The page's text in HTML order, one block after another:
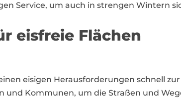
Service, um auch in strengen Wintern
eisfreie Flächen
eisigen Herausforderungen schnell
Kommunen, um die Straßen und